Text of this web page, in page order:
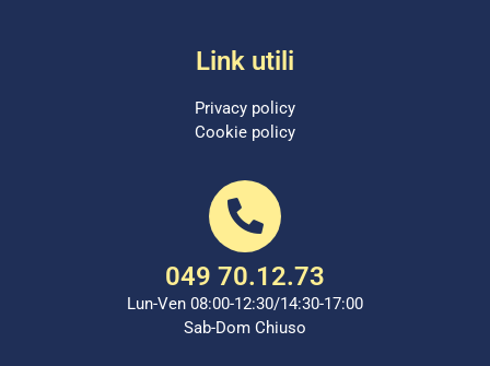
Link utili
Privacy policy
Cookie policy
049 70.12.73
Lun-Ven 08:00-12:30/14:30-17:00
Sab-Dom Chiuso